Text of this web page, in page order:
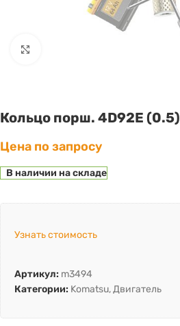
Кольцо порш. 4D92E (0.5)
Цена по запросу
В наличии на складе
Узнать стоимость
Артикул: m3494
Категории: Komatsu,Двигатель